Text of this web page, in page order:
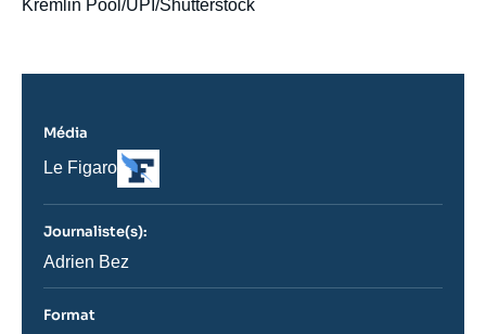
Kremlin Pool/UPI/Shutterstock
Média
Nom
journal,
ou
émission
Le Figaro
Logo
Journaliste(s):
Journaliste
Adrien Bez
Format